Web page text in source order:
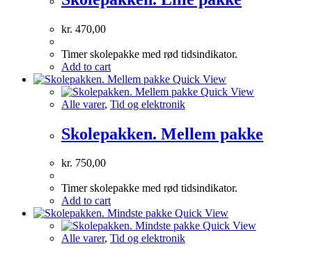
options
on
product
page
kr. 470,00
Timer skolepakke med rød tidsindikator.
Add to cart
Quick View
Quick View
Alle varer, Tid og elektronik
Skolepakken. Mellem pakke
kr. 750,00
Timer skolepakke med rød tidsindikator.
Add to cart
Quick View
Quick View
Alle varer, Tid og elektronik